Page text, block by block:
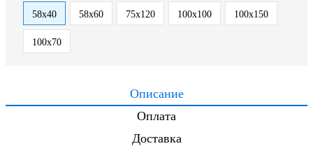
58х40 58х60 75х120 100х100 100х150
100х70
Описание
Оплата
Доставка